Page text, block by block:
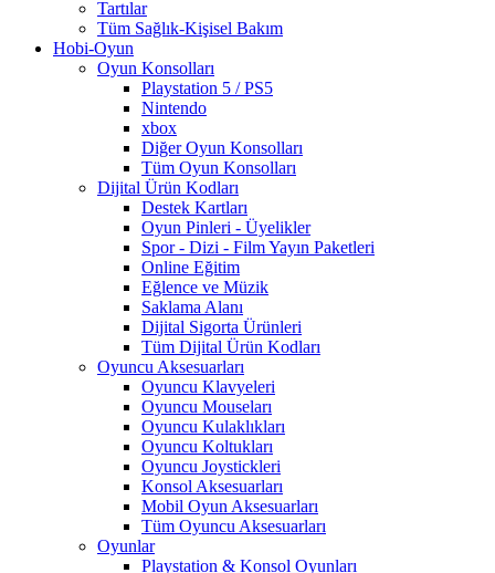
Tartılar
Tüm Sağlık-Kişisel Bakım
Hobi-Oyun
Oyun Konsolları
Playstation 5 / PS5
Nintendo
xbox
Diğer Oyun Konsolları
Tüm Oyun Konsolları
Dijital Ürün Kodları
Destek Kartları
Oyun Pinleri - Üyelikler
Spor - Dizi - Film Yayın Paketleri
Online Eğitim
Eğlence ve Müzik
Saklama Alanı
Dijital Sigorta Ürünleri
Tüm Dijital Ürün Kodları
Oyuncu Aksesuarları
Oyuncu Klavyeleri
Oyuncu Mouseları
Oyuncu Kulaklıkları
Oyuncu Koltukları
Oyuncu Joystickleri
Konsol Aksesuarları
Mobil Oyun Aksesuarları
Tüm Oyuncu Aksesuarları
Oyunlar
Playstation & Konsol Oyunları